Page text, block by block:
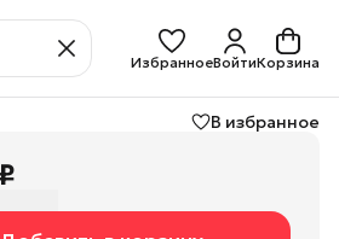
ИзбранноеВойтиКорзина
В избранное